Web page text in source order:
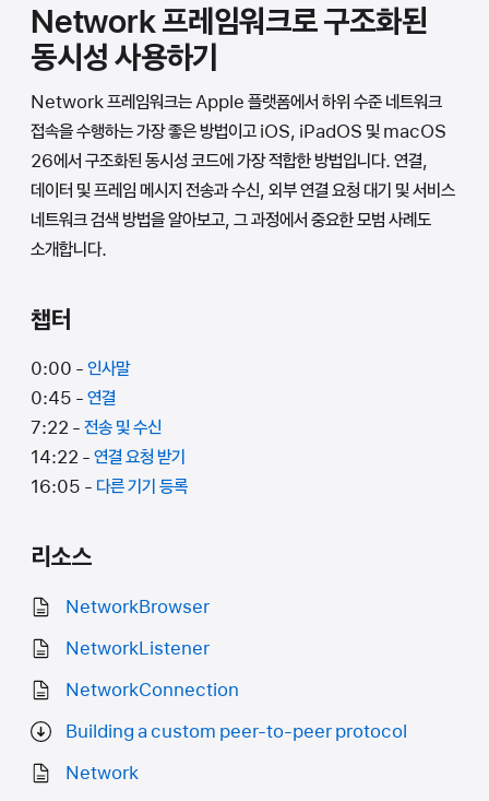
Network 프레임워크로 구조화된
동시성 사용하기
Network 프레임워크는 Apple 플랫폼에서 하위 수준 네트워크
접속을 수행하는 가장 좋은 방법이고 iOS, iPadOS 및 macOS
26에서 구조화된 동시성 코드에 가장 적합한 방법입니다. 연결,
데이터 및 프레임 메시지 전송과 수신, 외부 연결 요청 대기 및 서비스
네트워크 검색 방법을 알아보고, 그 과정에서 중요한 모범 사례도
소개합니다.
챕터
0:00 - 인사말
0:45 - 연결
7:22 - 전송 및 수신
14:22 - 연결 요청 받기
16:05 - 다른 기기 등록
리소스
NetworkBrowser
NetworkListener
NetworkConnection
Building a custom peer-to-peer protocol
Network